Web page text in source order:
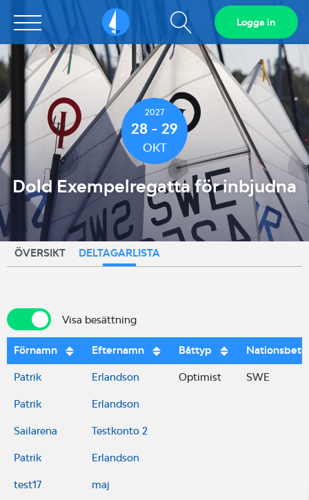
Sailarena Visa
sökfält
Logga in
2027
28 - 29
OKT
Dold Exempelregatta för inbjudna
ÖVERSIKT DELTAGARLISTA
Visa besättningVisa besättning
Förnamn Efternamn Båttyp
Patrik Erlandson Optimist SWE
Patrik Erlandson
Sailarena Testkonto 2
Patrik Erlandson
test17 maj